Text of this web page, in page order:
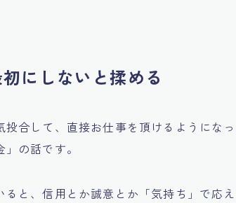
にしないと揉める
投合して、直接お仕事を頂けるようにな
の話です。
ると、信用とか誠意とか「気持ち」で応